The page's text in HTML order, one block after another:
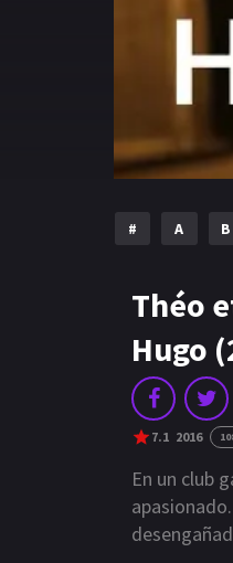
# A B
Théo
Hugo
7.1 2016
En un club